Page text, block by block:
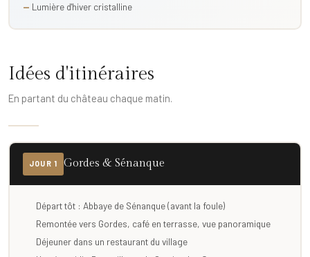
Lumière d'hiver cristalline
Idées d'itinéraires
En partant du château chaque matin.
JOUR 1 Gordes & Sénanque
Départ tôt : Abbaye de Sénanque (avant la foule)
Remontée vers Gordes, café en terrasse, vue panoramique
Déjeuner dans un restaurant du village